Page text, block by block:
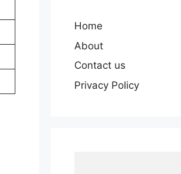
Home
About
Contact us
Privacy Policy